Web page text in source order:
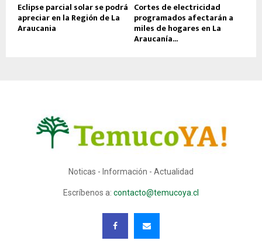
Eclipse parcial solar se podrá
apreciar en la Región de La
Araucania
Cortes de electricidad
programados afectarán a
miles de hogares en La
Araucanía...
Noticas - Información - Actualidad
Escríbenos a: contacto@temucoya.cl